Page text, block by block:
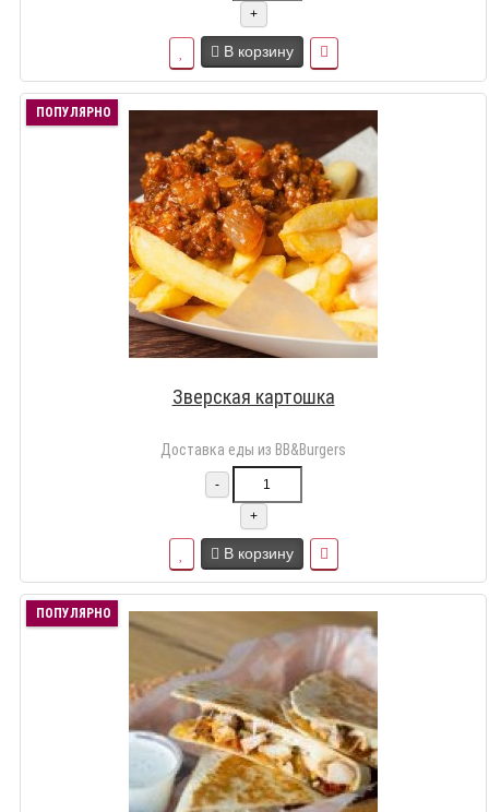
+
В корзину
ПОПУЛЯРНО
Зверская картошка
Доставка еды из BB&Burgers
-
+
В корзину
ПОПУЛЯРНО